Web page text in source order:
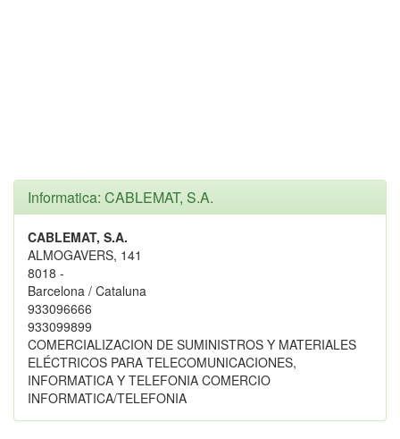
Informatica: CABLEMAT, S.A.
CABLEMAT, S.A.
ALMOGAVERS, 141
8018 -
Barcelona / Cataluna
933096666
933099899
COMERCIALIZACION DE SUMINISTROS Y MATERIALES
ELÉCTRICOS PARA TELECOMUNICACIONES,
INFORMATICA Y TELEFONIA COMERCIO
INFORMATICA/TELEFONIA